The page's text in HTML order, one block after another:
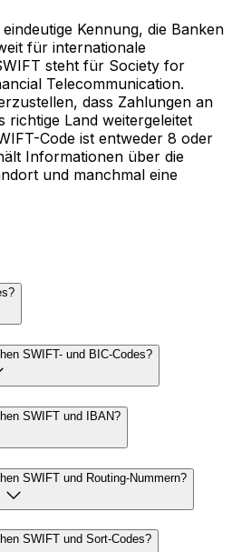
Kennung, die Banken
für internationale
steht für Society for
Telecommunication.
dass Zahlungen an
richtige Land weitergeleitet
Code ist entweder 8 oder
Informationen über die
und manchmal eine
SWIFT- und BIC-Codes?
SWIFT und IBAN?
SWIFT und Routing-Nummern?
SWIFT und Sort-Codes?